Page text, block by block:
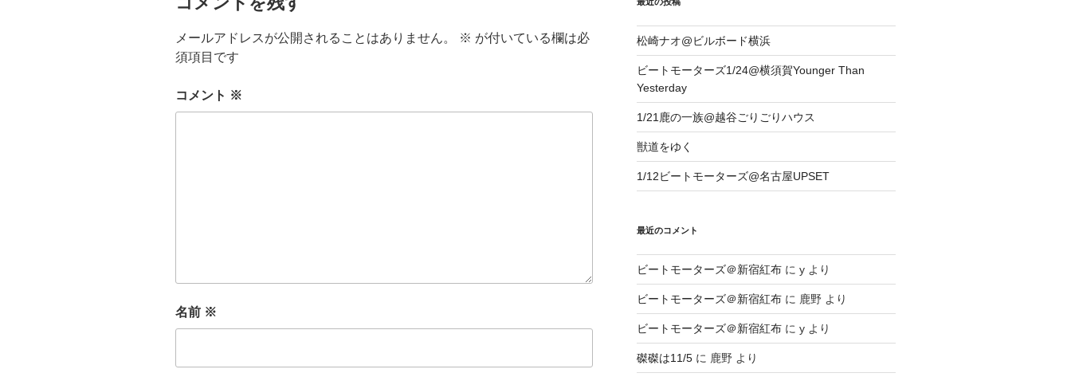
メールアドレスが公開されることはありません。 ※ が付いている欄は必
須項目です
コメント ※
名前 ※
松崎ナオ@ビルボード横浜
ビートモーターズ1/24@横須賀Younger Than
Yesterday
1/21鹿の一族@越谷ごりごりハウス
獣道をゆく
1/12ビートモーターズ@名古屋UPSET
最近のコメント
ビートモーターズ＠新宿紅布に yより
ビートモーターズ＠新宿紅布に 鹿野より
ビートモーターズ＠新宿紅布に yより
磔磔は11/5に 鹿野より